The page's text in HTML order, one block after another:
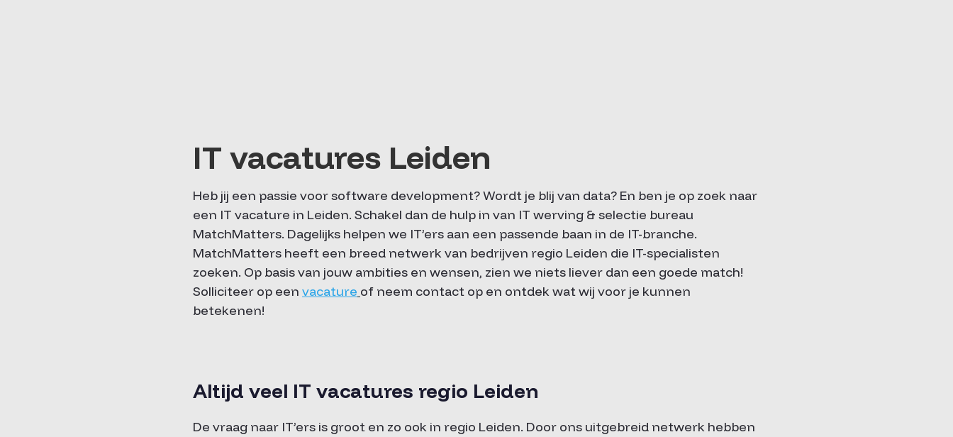
IT vacatures Leiden
Heb jij een passie voor software development? Wordt je blij van data? En ben je op zoek naar
een IT vacature in Leiden. Schakel dan de hulp in van IT werving & selectie bureau
MatchMatters. Dagelijks helpen we IT’ers aan een passende baan in de IT-branche.
MatchMatters heeft een breed netwerk van bedrijven regio Leiden die IT-specialisten
zoeken. Op basis van jouw ambities en wensen, zien we niets liever dan een goede match!
Solliciteer op een vacature of neem contact op en ontdek wat wij voor je kunnen
betekenen!
Altijd veel IT vacatures regio Leiden
De vraag naar IT’ers is groot en zo ook in regio Leiden. Door ons uitgebreid netwerk hebben